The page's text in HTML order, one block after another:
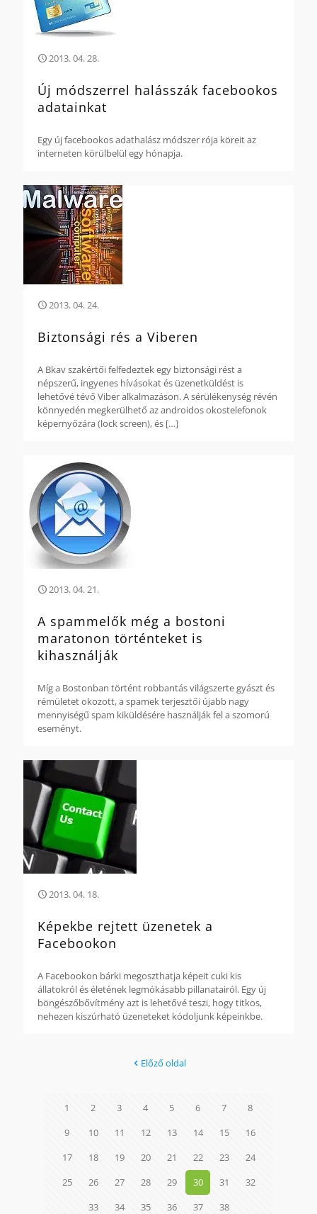
2013. 04. 28.
Új módszerrel halásszák facebookos
adatainkat
Egy új facebookos adathalász módszer rója köreit az
interneten körülbelül egy hónapja.
2013. 04. 24.
Biztonsági rés a Viberen
A Bkav szakértői felfedeztek egy biztonsági rést a
népszerű, ingyenes hívásokat és üzenetküldést is
lehetővé tévő Viber alkalmazáson. A sérülékenység révén
könnyedén megkerülhető az androidos okostelefonok
képernyőzára (lock screen), és […]
2013. 04. 21.
A spammelők még a bostoni
maratonon történteket is
kihasználják
Míg a Bostonban történt robbantás világszerte gyászt és
rémületet okozott, a spamek terjesztői újabb nagy
mennyiségű spam kiküldésére használják fel a szomorú
eseményt.
2013. 04. 18.
Képekbe rejtett üzenetek a
Facebookon
A Facebookon bárki megoszthatja képeit cuki kis
állatokról és életének legmókásabb pillanatairól. Egy új
böngészőbővítmény azt is lehetővé teszi, hogy titkos,
nehezen kiszúrható üzeneteket kódoljunk képeinkbe.
Előző oldal
1 2 3 4 5 6 7
8
9
10 11 12 13 14 15
16
17
18 19 20 21 22 23
24
25
26 27 28 29 30 31
32
33
34 35 36 37 38